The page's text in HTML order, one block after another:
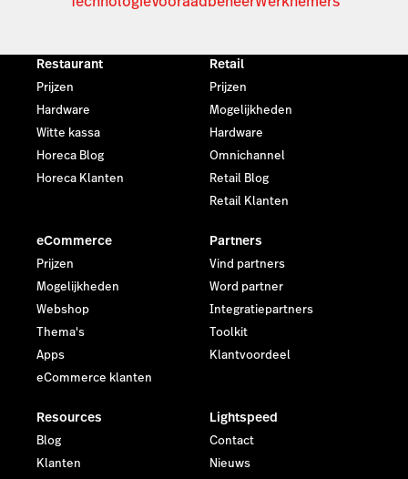
Restaurant
Prijzen
Hardware
Witte kassa
Horeca Blog
Horeca Klanten
Retail
Prijzen
Mogelijkheden
Hardware
Omnichannel
Retail Blog
Retail Klanten
eCommerce
Prijzen
Mogelijkheden
Webshop
Thema's
Apps
eCommerce klanten
Partners
Vind partners
Word partner
Integratiepartners
Toolkit
Klantvoordeel
Resources
Blog
Klanten
Lightspeed
Contact
Nieuws